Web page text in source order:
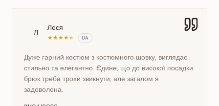
Л
Леся
★★★★★ UA
Дуже гарний костюм з костюмного шовку, виглядає
стильно та елегантно. Єдине, що до високої посадки
брюк треба трохи звикнути, але загалом я
задоволена.